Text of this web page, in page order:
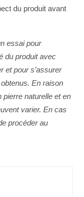
du produit avant
essai pour
du produit avec
et pour s’assurer
En raison
pierre naturelle et en
varier. En cas
procéder au